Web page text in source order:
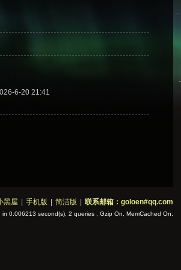
6-20 21:41
黑屋 手机版 简洁版 联系邮箱：goloen#qq.com
in 0.006213 second(s), 2 queries , Gzip On, MemCached On.